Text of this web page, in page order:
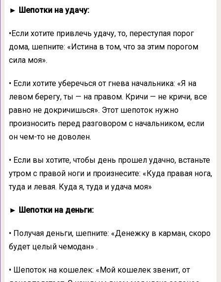
► Шепотки на удачу:
•Если хотите привлечь удачу, то, переступая порог
дома, шепните: «Истина в том, что за этим порогом
сила моя».
• Если хотите уберечься от гнева начальника: «Я на
левом берегу, ты — на правом. Кричи — не кричи, все
равно не докричишься». Этот шепоток нужно
произносить перед разговором с начальником, если
он чем-то не доволен.
• Если вы хотите, чтобы день прошел удачно, встаньте
утром с правой ноги и произнесите: «Куда правая нога,
туда и левая. Куда я, туда и удача моя»
► Шепотки на деньги:
• Получая деньги, шепните: «Денежку в карман, скоро
будет целый чемодан» .
• Шепоток на кошелек: «Мой кошелек звенит, от